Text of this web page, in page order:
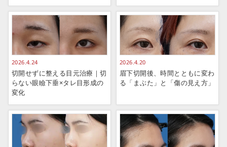
2026.4.24
切開せずに整える目元治療｜切
らない眼瞼下垂×タレ目形成の
変化
2026.4.20
眉下切開後、時間とともに変わ
る「まぶた」と「傷の見え方」